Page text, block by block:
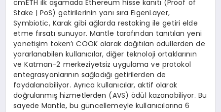
cmETH ilk aşamada Ethereum hisse kanıtı (Proof of
Stake | PoS) getirilerinin yanı sıra EigenLayer,
Symbiotic, Karak gibi ağlarda restaking ile getiri elde
etme fırsatı sunuyor. Mantle tarafından tanıtılan yeni
yönetişim token’ı COOK olarak dağıtılan ödüllerden de
yararlanabilen kullanıcılar, diğer teknoloji ortaklarının
ve Katman-2 merkeziyetsiz uygulama ve protokol
entegrasyonlarının sağladığı getirilerden de
faydalanabiliyor. Ayrıca kullanıcılar, aktif olarak
doğrulanmış hizmetlerden (AVS) ödül kazanabiliyor. Bu
sayede Mantle, bu güncellemeyle kullanıcılarına 6